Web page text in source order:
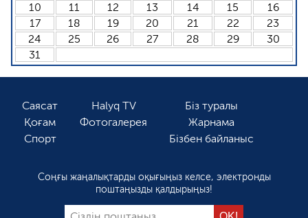
10
11 12 13 14 15
16
17
18 19 20 21 22
23
24
25 26 27 28 29
30
31
Саясат
Қоғам
Спорт
Halyq TV
Фотогалерея
Біз туралы
Жарнама
Бізбен байланыс
Соңғы жаңалықтарды оқығыңыз келсе, электронды
поштаңызды қалдырыңыз!